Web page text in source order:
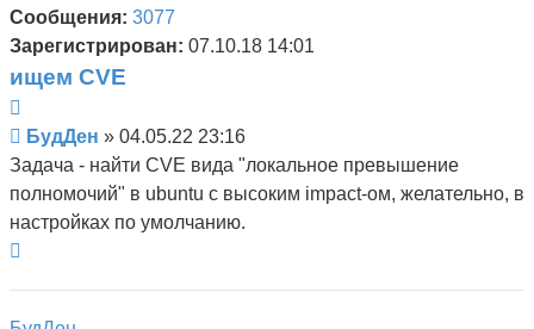
Сообщения: 3077
Зарегистрирован: 07.10.18 14:01
ищем CVE
Сообщение
БудДен » 04.05.22 23:16
Задача - найти CVE вида "локальное превышение
полномочий" в ubuntu с высоким impact-ом, желательно, в
настройках по умолчанию.